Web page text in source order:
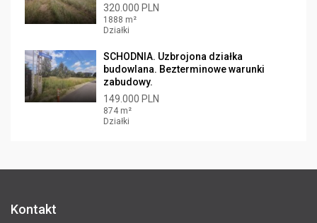
320.000 PLN
1888 m²
Działki
SCHODNIA. Uzbrojona działka
budowlana. Bezterminowe warunki
zabudowy.
149.000 PLN
874 m²
Działki
Kontakt